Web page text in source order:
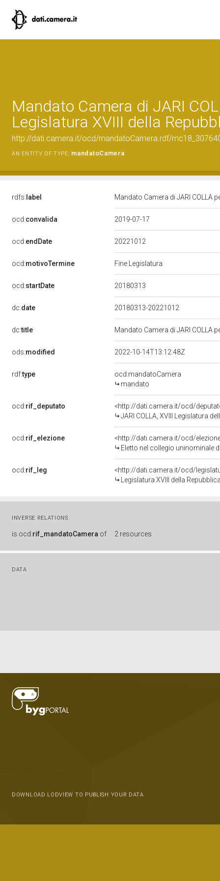
Mandato Camera di JARI
Legislatura XVIII della
http://dati.camera.it/ocd/mandatoCamera.rdf/
AN ENTITY OF TYPE: mandatoCamera
rdfs: label Mandato Camera di JARI COLLA
ocd:convalida 2019-07-17
ocd:endDate 20221012
ocd:motivoTermine Fine Legislatura
ocd:startDate 20180313
dc:date 20180313-20221012
dc:title Mandato Camera di JARI COLLA
ods:modified 2022-10-14T13:12:48Z
rdf:type
ocd:mandatoCamera
mandato
ocd:rif_deputato
<http://dati.camera.it/ocd/
JARI COLLA, XVIII Legislatura
ocd:rif_elezione
<http://dati.camera.it/ocd/
Eletto nel collegio uninominale
ocd:rif_leg
<http://dati.camera.it/ocd/
Legislatura XVIII della
INVERSE RELATIONS
is ocd:rif_mandatoCamera of 2 resources
DATA
DOWNLOAD LODVIEW TO PUBLISH YOUR DATA